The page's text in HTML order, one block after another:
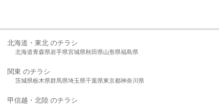
北海道・東北 のチラシ
北海道青森県岩手県宮城県秋田県山形県福島県
関東 のチラシ
茨城県栃木県群馬県埼玉県千葉県東京都神奈川県
甲信越・北陸 のチラシ